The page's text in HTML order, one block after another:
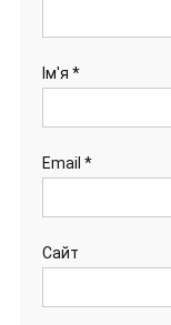
Ім'я *
Email *
Сайт